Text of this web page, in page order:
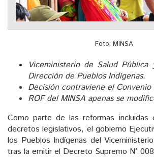
Foto: MINSA
Viceministerio de Salud
Dirección de Pueblos Indígenas.
Decisión contraviene el Convenio
ROF del MINSA apenas se
Como parte de las reformas
decretos legislativos, el gobierno
los Pueblos Indígenas del
tras la emitir el Decreto Supremo N°